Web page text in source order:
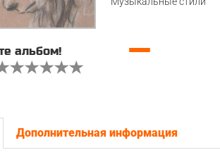
альбом! —
Дополнительная информация